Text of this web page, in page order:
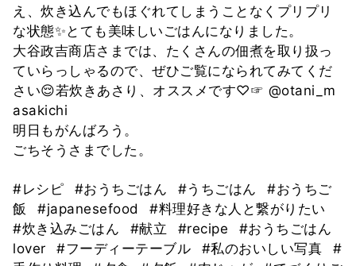
え、炊き込んでもほぐれてしまうことなくプリプリ
な状態✨とても美味しいごはんになりました。
大谷政吉商店さまでは、たくさんの佃煮を取り扱っ
ていらっしゃるので、ぜひご覧になられてみてくだ
さい😌若炊きあさり、オススメです♡☞ @otani_m
asakichi
明日もがんばろう。
ごちそうさまでした。
#レシピ #おうちごはん #うちごはん
#おうちご
飯
#japanesefood
#料理好きな人と繋がりたい
#炊き込みごはん
#献立 #recipe
#おうちごはん
lover
#フーディーテーブル #私のおいしい写真
#